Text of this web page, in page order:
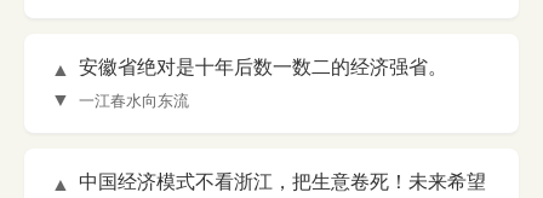
▲
▼
安徽省绝对是十年后数一数二的经济强省。
一江春水向东流
▲
中国经济模式不看浙江，把生意卷死！未来希望